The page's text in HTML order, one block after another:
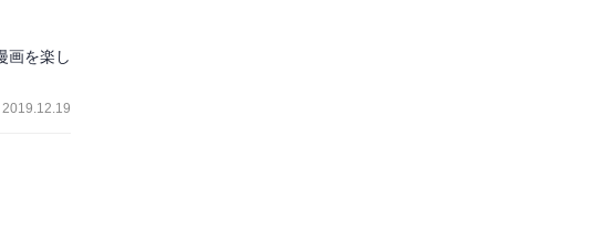
画を楽し
2019.12.19